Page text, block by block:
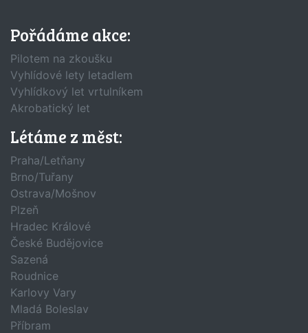
Pořádáme akce:
Pilotem na zkoušku
Vyhlídové lety letadlem
Vyhlídkový let vrtulníkem
Akrobatický let
Létáme z měst:
Praha/Letňany
Brno/Tuřany
Ostrava/Mošnov
Plzeň
Hradec Králové
České Budějovice
Sazená
Roudnice
Karlovy Vary
Mladá Boleslav
Příbram